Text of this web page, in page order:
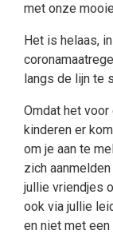
met onze
Het is helaas,
langs de lijn te
Omdat het
kinderen er
om je aan te
zich
jullie vriendjes
ook via jullie
en niet met